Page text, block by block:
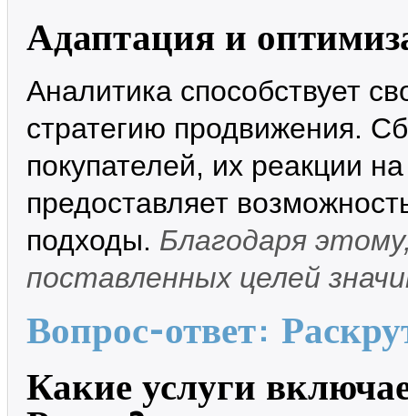
Адаптация и
Аналитика способствует
стратегию продвижения.
покупателей, их реакции
предоставляет
подходы. Благодаря
поставленных целей
Вопрос-ответ:
Какие услуги